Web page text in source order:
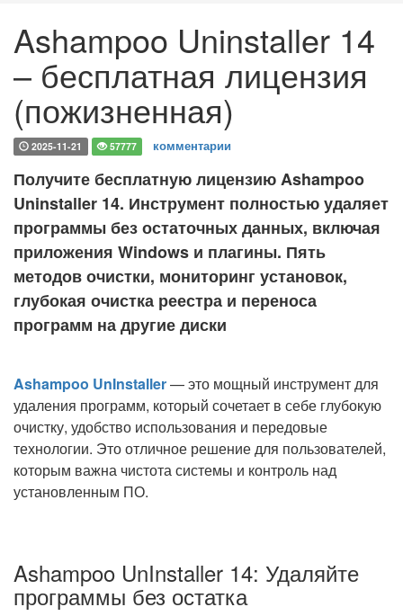
Ashampoo Uninstaller 14
– бесплатная лицензия
(пожизненная)
2025-11-21 57777 комментарии
Получите бесплатную лицензию Ashampoo
Uninstaller 14. Инструмент полностью удаляет
программы без остаточных данных, включая
приложения Windows и плагины. Пять
методов очистки, мониторинг установок,
глубокая очистка реестра и переноса
программ на другие диски
Ashampoo UnInstaller— это мощный инструмент для
удаления программ, который сочетает в себе глубокую
очистку, удобство использования и передовые
технологии. Это отличное решение для пользователей,
которым важна чистота системы и контроль над
установленным ПО.
Ashampoo UnInstaller 14: Удаляйте
программы без остатка